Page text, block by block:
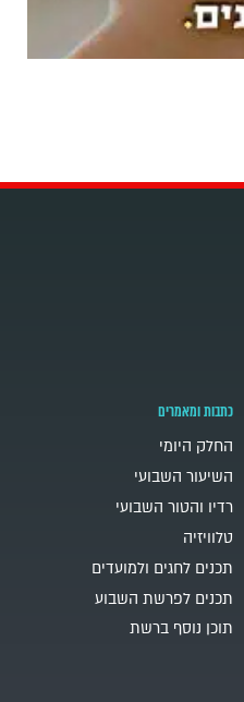
כתבות ומאמרים
החלק היומי
השיעור השבועי
רדיו והטור השבועי
טלוויזיה
תכנים לחגים ולמועדים
תכנים לפרשת השבוע
תוכן נוסף ברשת